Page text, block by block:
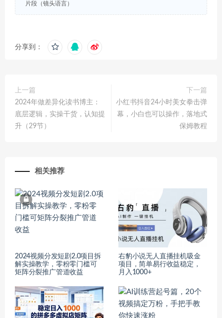
片段（镜头语言）
分享到：
上一篇
2024年做差异化读书博主：
底层逻辑，实操干货，认知提
升（29节）
下一篇
小红书抖音24小时美女拳击弹
幕，小白也可以操作，落地式
保姆教程
相关推荐
2024视频分发短剧2.0项目拆
解实操教学，零粉零门槛可
矩阵分裂推广管道收益
右豹小说无人直播挂机吸金
项目，简单易行收益稳定，
月入1000+